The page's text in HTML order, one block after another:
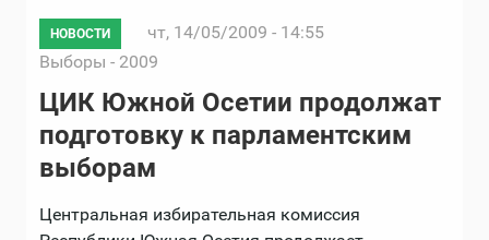
НОВОСТИ
чт, 14/05/2009 - 14:55
Выборы - 2009
ЦИК Южной Осетии продолжат
подготовку к парламентским
выборам
Центральная избирательная комиссия